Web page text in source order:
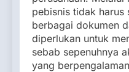
pebisnis tidak harus
berbagai dokumen
diperlukan untuk
sebab sepenuhnya
yang